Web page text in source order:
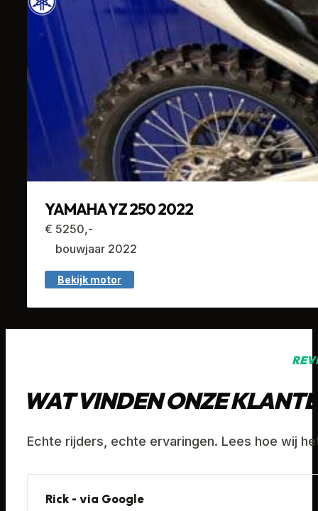
YAMAHA YZ 250 2022
€ 5250,-
bouwjaar 2022
Bekijk motor
WAT VINDEN ONZE
Echte rijders, echte ervaringen. Lees hoe wij
Rick - via Google